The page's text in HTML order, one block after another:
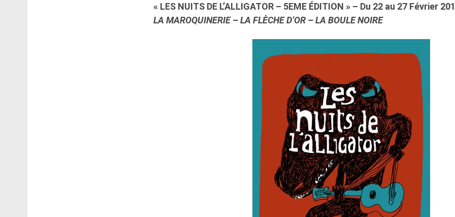
« LES NUITS DE L’ALLIGATOR – 5EME ÉDITION » – Du 22 au 27 Février
LA MAROQUINERIE – LA FLÈCHE D’OR – LA BOULE NOIRE